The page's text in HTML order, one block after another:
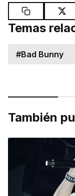
Temas
#Bad Bunny
También